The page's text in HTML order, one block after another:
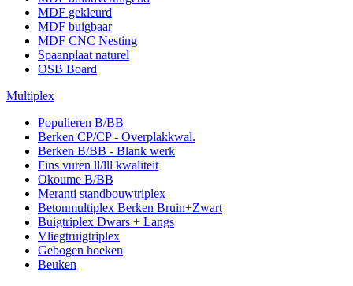
MDF gekleurd
MDF buigbaar
MDF CNC Nesting
Spaanplaat naturel
OSB Board
Multiplex
Populieren B/BB
Berken CP/CP - Overplakkwal.
Berken B/BB - Blank werk
Fins vuren ll/lll kwaliteit
Okoume B/BB
Meranti standbouwtriplex
Betonmultiplex Berken Bruin+Zwart
Buigtriplex Dwars + Langs
Vliegtruigtriplex
Gebogen hoeken
Beuken